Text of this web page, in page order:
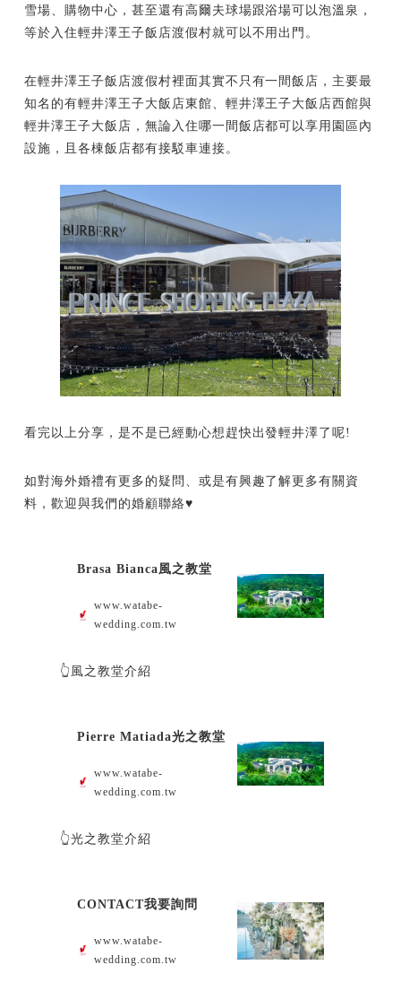
雪場、購物中心，甚至還有高爾夫球場跟浴場可以泡溫泉，
等於入住輕井澤王子飯店渡假村就可以不用出門。
在輕井澤王子飯店渡假村裡面其實不只有一間飯店，主要最
知名的有輕井澤王子大飯店東館、輕井澤王子大飯店西館與
輕井澤王子大飯店，無論入住哪一間飯店都可以享用園區內
設施，且各棟飯店都有接駁車連接。
看完以上分享，是不是已經動心想趕快出發輕井澤了呢!
如對海外婚禮有更多的疑問、或是有興趣了解更多有關資
料，歡迎與我們的婚顧聯絡♥
Brasa Bianca風之教堂
www.watabe-
wedding.com.tw
👆風之教堂介紹
Pierre Matiada光之教堂
www.watabe-
wedding.com.tw
👆光之教堂介紹
CONTACT我要詢問
www.watabe-
wedding.com.tw